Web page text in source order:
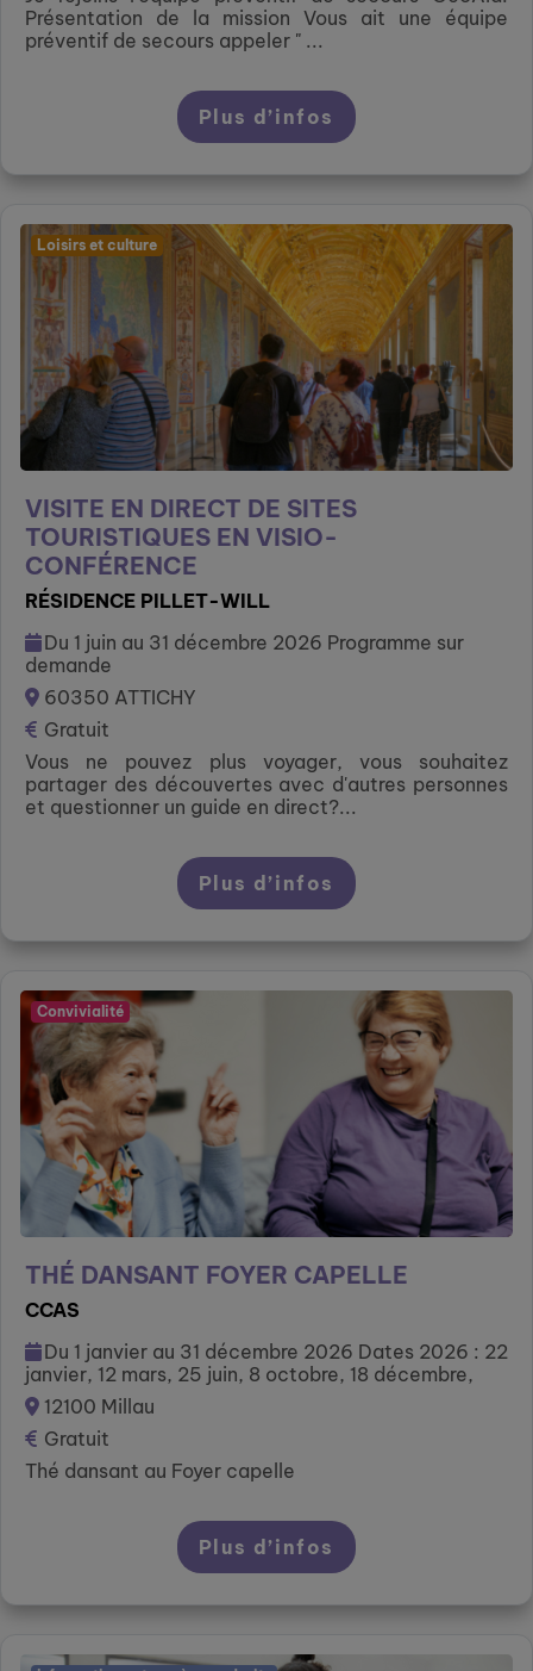
Présentation de la mission Vous ait une équipe
préventif de secours appeler " ...
Plus d’infos
Loisirs et culture
VISITE EN DIRECT DE SITES
TOURISTIQUES EN VISIO-
CONFÉRENCE
RÉSIDENCE PILLET-WILL
Du 1 juin au 31 décembre 2026 Programme sur
demande
60350 ATTICHY
Gratuit
Vous ne pouvez plus voyager, vous souhaitez
partager des découvertes avec d'autres personnes
et questionner un guide en direct?...
Plus d’infos
Convivialité
THÉ DANSANT FOYER CAPELLE
CCAS
Du 1 janvier au 31 décembre 2026 Dates 2026 : 22
janvier, 12 mars, 25 juin, 8 octobre, 18 décembre,
12100 Millau
Gratuit
Thé dansant au Foyer capelle
Plus d’infos